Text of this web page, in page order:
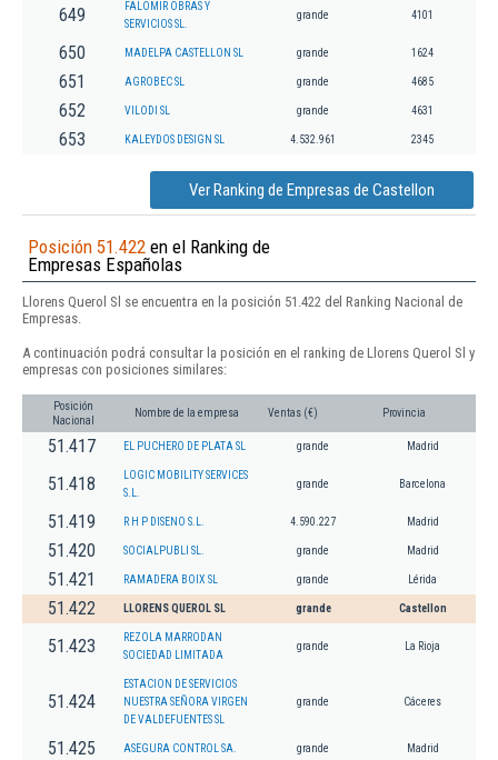
649
FALOMIR OBRAS Y
SERVICIOS SL.
grande 4101
650 MADELPA CASTELLON SL grande 1624
651 AGROBEC SL grande 4685
652 VILODI SL grande 4631
653 KALEYDOS DESIGN SL 4.532.961 2345
Ver Ranking de Empresas de Castellon
Posición 51.422 en el Ranking de
Empresas Españolas
Llorens Querol Sl se encuentra en la posición 51.422 del Ranking Nacional de
Empresas.
A continuación podrá consultar la posición en el ranking de Llorens Querol Sl y
empresas con posiciones similares:
Posición
Nacional
Nombre de la empresa Ventas (€) Provincia
51.417 EL PUCHERO DE PLATA SL grande Madrid
51.418
LOGIC MOBILITY SERVICES
S.L.
grande Barcelona
51.419 R H P DISENO S.L. 4.590.227 Madrid
51.420 SOCIALPUBLI SL. grande Madrid
51.421 RAMADERA BOIX SL grande Lérida
51.422 LLORENS QUEROL SL grande Castellon
51.423
REZOLA MARRODAN
SOCIEDAD LIMITADA
grande La Rioja
51.424
ESTACION DE SERVICIOS
NUESTRA SEÑORA VIRGEN
DE VALDEFUENTES SL
grande Cáceres
51.425 ASEGURA CONTROL SA. grande Madrid